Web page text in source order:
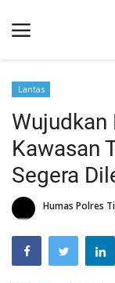
Beranda
Terms &
Reskrim
Binkam
Lantas
OPINI
Lantas
Kawasan
Segera
Humas Polres